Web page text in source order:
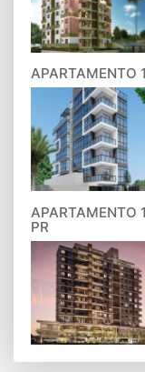
APARTAMENTO
APARTAMENTO
PR